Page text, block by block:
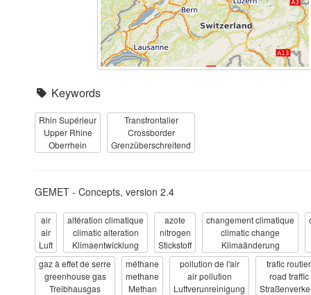
Keywords
Rhin Supérieur
Upper Rhine
Oberrhein
Transfrontalier
Crossborder
Grenzüberschreitend
GEMET - Concepts, version 2.4
air
air
Luft
altération climatique
climatic alteration
Klimaentwicklung
azote
nitrogen
Stickstoff
changement climatique
climatic change
Klimaänderung
gaz à effet de serre
greenhouse gas
Treibhausgas
méthane
methane
Methan
pollution de l'air
air pollution
Luftverunreinigung
trafic routier
road traffic